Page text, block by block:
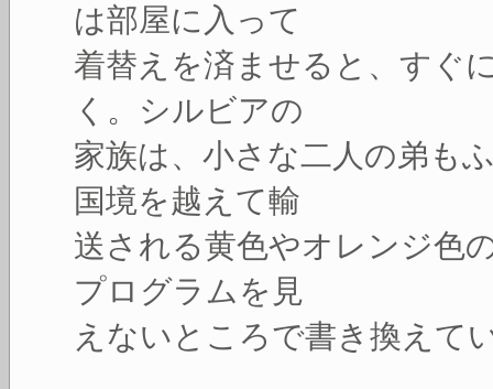
は部屋に入って
着替えを済ませると、すぐ
く。シルビアの
家族は、小さな二人の弟も
国境を越えて輸
送される黄色やオレンジ色
プログラムを見
えないところで書き換えて